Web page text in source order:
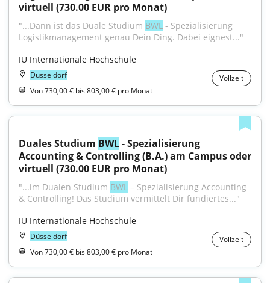
virtuell (730.00 EUR pro Monat)
"...Dann ist das Duale Studium BWL - Spezialisierung
Logistikmanagement genau Dein Ding. Dabei eignest..."
IU Internationale Hochschule
Düsseldorf
Vollzeit
Von 730,00 € bis 803,00 € pro Monat
Duales Studium BWL - Spezialisierung
Accounting & Controlling (B.A.) am Campus oder
virtuell (730.00 EUR pro Monat)
"...im Dualen Studium BWL – Spezialisierung Accounting
& Controlling! Das Studium vermittelt Dir fundiertes..."
IU Internationale Hochschule
Düsseldorf
Vollzeit
Von 730,00 € bis 803,00 € pro Monat